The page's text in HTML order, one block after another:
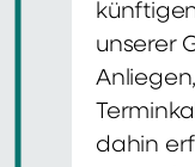
unserer
dahin